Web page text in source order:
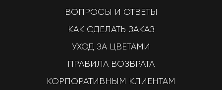
ВОПРОСЫ И ОТВЕТЫ
КАК СДЕЛАТЬ ЗАКАЗ
УХОД ЗА ЦВЕТАМИ
ПРАВИЛА ВОЗВРАТА
КОРПОРАТИВНЫМ КЛИЕНТАМ